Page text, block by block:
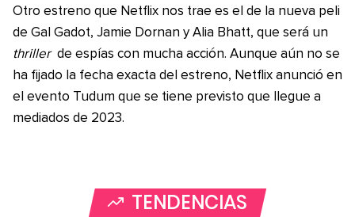
Otro estreno que Netflix nos trae es el de la nueva peli
de Gal Gadot, Jamie Dornan y Alia Bhatt, que será un
thriller de espías con mucha acción. Aunque aún no se
ha fijado la fecha exacta del estreno, Netflix anunció en
el evento Tudum que se tiene previsto que llegue a
mediados de 2023.
TENDENCIAS